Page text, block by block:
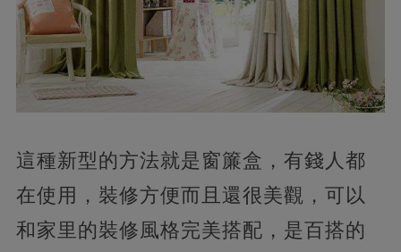
這種新型的方法就是窗簾盒， 有錢人都
在使用，裝修方便而且還很美觀，可以
和家里的裝修風格完美搭配，是百搭的